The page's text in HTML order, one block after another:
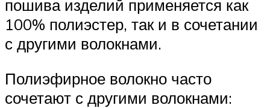
пошива изделий применяется как
100% полиэстер, так и в сочетании
с другими волокнами.
Полиэфирное волокно часто
сочетают с другими волокнами: